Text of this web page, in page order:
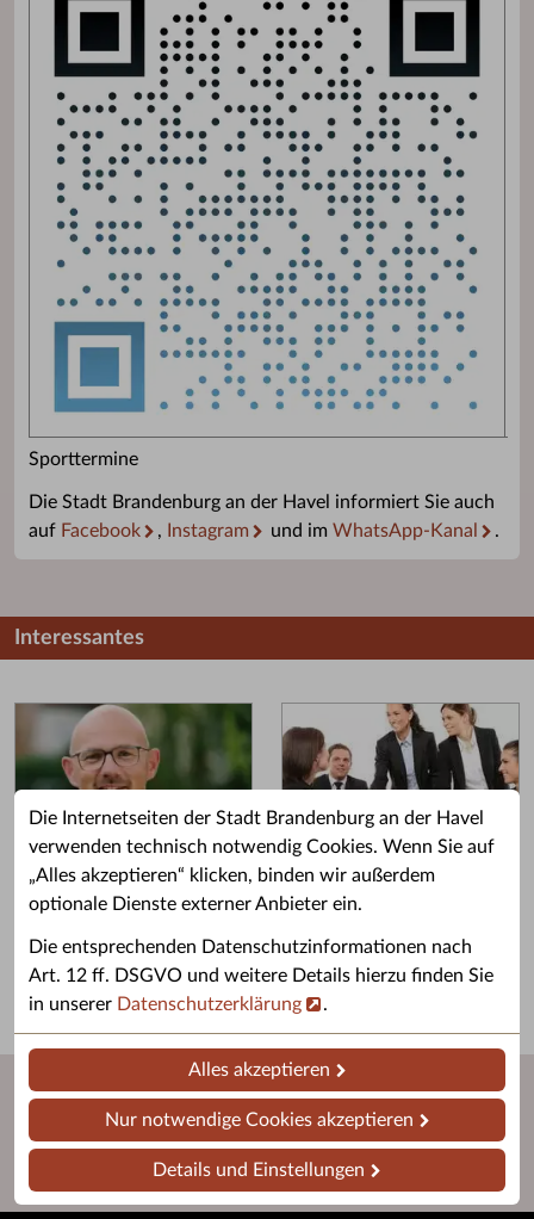
Die Internetseiten der Stadt Brandenburg an der Havel
verwenden technisch notwendig Cookies. Wenn Sie auf
„Alles akzeptieren“ klicken, binden wir außerdem
optionale Dienste externer Anbieter ein.
Die entsprechenden Datenschutzinformationen nach
Art. 12 ff. DSGVO und weitere Details hierzu finden Sie
in unserer Datenschutzerklärung .
Alles akzeptieren
Nur notwendige Cookies akzeptieren
Details und Einstellungen
Sporttermine
Die Stadt Brandenburg an der Havel informiert Sie auch
auf Facebook , Instagram und im WhatsApp-Kanal .
Interessantes
Grußwort des OB